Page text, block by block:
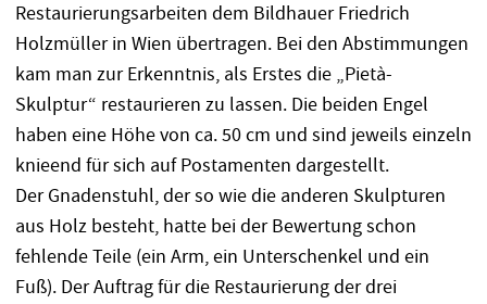
Restaurierungsarbeiten dem Bildhauer Friedrich
Holzmüller in Wien übertragen. Bei den Abstimmungen
kam man zur Erkenntnis, als Erstes die „Pietà-
Skulptur“ restaurieren zu lassen. Die beiden Engel
haben eine Höhe von ca. 50 cm und sind jeweils einzeln
knieend für sich auf Postamenten dargestellt.
Der Gnadenstuhl, der so wie die anderen Skulpturen
aus Holz besteht, hatte bei der Bewertung schon
fehlende Teile (ein Arm, ein Unterschenkel und ein
Fuß). Der Auftrag für die Restaurierung der drei